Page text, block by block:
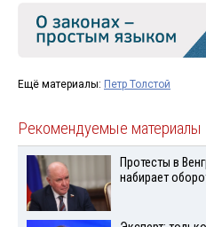
Ещё материалы: Петр Толстой
Рекомендуемые материалы
Протесты в
набирает